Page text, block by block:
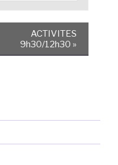
ACTIVITES
9h30/12h30 »